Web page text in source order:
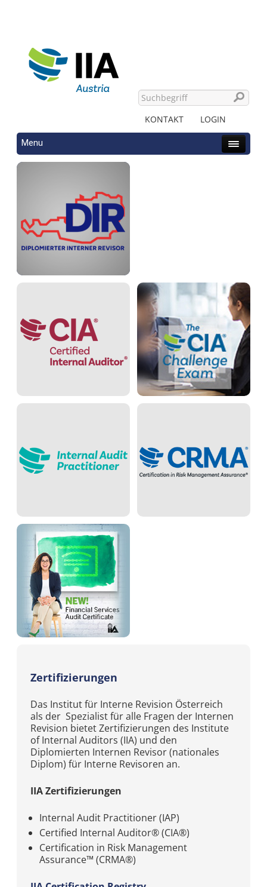
KONTAKT LOGIN
Menu
undefined
undefined undefined
undefined
Zertifizierungen
Das Institut für Interne Revision Österreich
als der Spezialist für alle Fragen der Internen
Revision bietet Zertifizierungen des Institute
of Internal Auditors (IIA) und den
Diplomierten Internen Revisor (nationales
Diplom) für Interne Revisoren an.
IIA Zertifizierungen
Internal Audit Practitioner (IAP)
Certified Internal Auditor® (CIA®)
Certification in Risk Management
Assurance™ (CRMA®)